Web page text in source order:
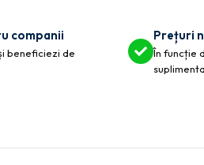
companii
beneficiezi de
Prețuri
În funcție